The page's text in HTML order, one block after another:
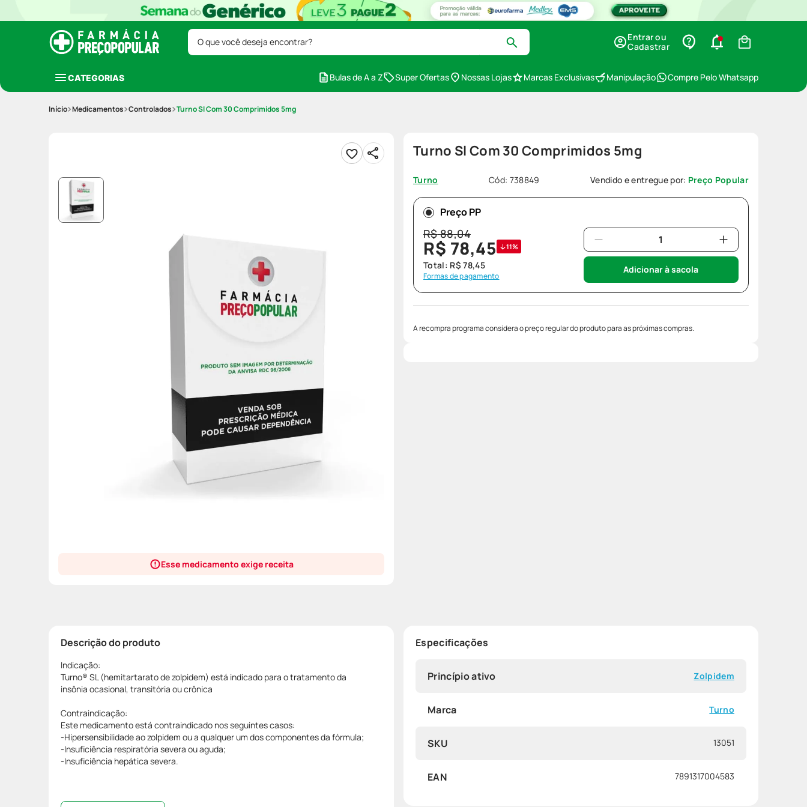
O que você deseja encontrar?
Entrar ou
Cadastrar
CATEGORIAS Bulas de A a Z Super Ofertas Nossas Lojas Marcas Exclusivas Manipulação Compre Pelo Whatsapp
Medicamentos Controlados Turno Sl Com 30 Comprimidos 5mg
Esse medicamento exige receita
Turno Sl Com 30 Comprimidos 5mg
Turno Cód: 738849 Vendido e entregue por: Preço Popular
Preço PP
R$88,04
R$ 78,45 11%
Total: R$ 78,45
Formas de pagamento
Adicionar à sacola
A recompra programa considera o preço regular do produto para as próximas compras.
Descrição do produto
Indicação:
Turno® SL (hemitartarato de zolpidem) está indicado para o tratamento da
insônia ocasional, transitória ou crônica
Contraindicação:
Este medicamento está contraindicado nos seguintes casos:
-Hipersensibilidade ao zolpidem ou a qualquer um dos componentes da fórmula;
-Insuficiência respiratória severa ou aguda;
-Insuficiência hepática severa.
Especificações
Princípio ativo Zolpidem
Marca Turno
SKU 13051
EAN 7891317004583